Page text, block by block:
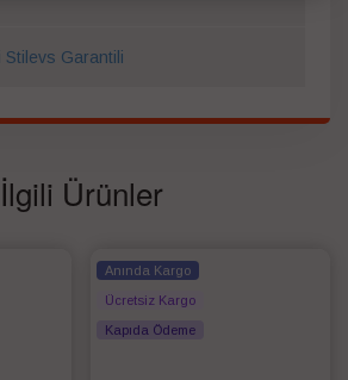
Stilevs Garantili
İlgili Ürünler
Anında Kargo
Ücretsiz Kargo
Kapıda Ödeme